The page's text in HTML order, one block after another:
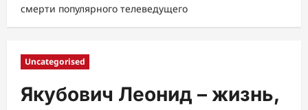
смерти популярного телеведущего
Uncategorised
Якубович Леонид – жизнь,